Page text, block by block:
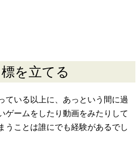
を立てる
ている以上に、あっという間に過
ゲームをしたり動画をみたりして
うことは誰にでも経験があるでし